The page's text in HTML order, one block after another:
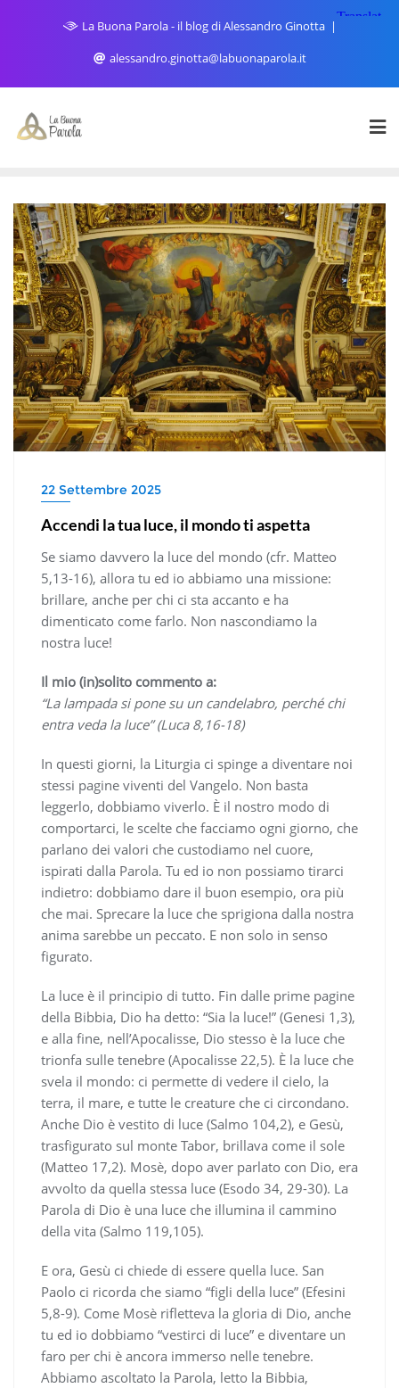
La Buona Parola - il blog di Alessandro Ginotta
alessandro.ginotta@labuonaparola.it
22 Settembre 2025
Accendi la tua luce, il mondo ti aspetta
Se siamo davvero la luce del mondo (cfr. Matteo
5,13-16), allora tu ed io abbiamo una missione:
brillare, anche per chi ci sta accanto e ha
dimenticato come farlo. Non nascondiamo la
nostra luce!
Il mio (in)solito commento a:
“La lampada si pone su un candelabro, perché chi
entra veda la luce” (Luca 8,16-18)
In questi giorni, la Liturgia ci spinge a diventare noi
stessi pagine viventi del Vangelo. Non basta
leggerlo, dobbiamo viverlo. È il nostro modo di
comportarci, le scelte che facciamo ogni giorno, che
parlano dei valori che custodiamo nel cuore,
ispirati dalla Parola. Tu ed io non possiamo tirarci
indietro: dobbiamo dare il buon esempio, ora più
che mai. Sprecare la luce che sprigiona dalla nostra
anima sarebbe un peccato. E non solo in senso
figurato.
La luce è il principio di tutto. Fin dalle prime pagine
della Bibbia, Dio ha detto: “Sia la luce!” (Genesi 1,3),
e alla fine, nell’Apocalisse, Dio stesso è la luce che
trionfa sulle tenebre (Apocalisse 22,5). È la luce che
svela il mondo: ci permette di vedere il cielo, la
terra, il mare, e tutte le creature che ci circondano.
Anche Dio è vestito di luce (Salmo 104,2), e Gesù,
trasfigurato sul monte Tabor, brillava come il sole
(Matteo 17,2). Mosè, dopo aver parlato con Dio, era
avvolto da quella stessa luce (Esodo 34, 29-30). La
Parola di Dio è una luce che illumina il cammino
della vita (Salmo 119,105).
E ora, Gesù ci chiede di essere quella luce. San
Paolo ci ricorda che siamo “figli della luce” (Efesini
5,8-9). Come Mosè rifletteva la gloria di Dio, anche
tu ed io dobbiamo “vestirci di luce” e diventare un
faro per chi è ancora immerso nelle tenebre.
Abbiamo ascoltato la Parola, letto la Bibbia,